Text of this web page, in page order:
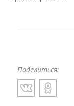
Поделиться: